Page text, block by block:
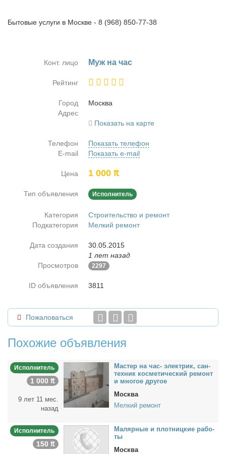
Бытовые услуги в Москве - 8 (968) 850-77-38
Конт. лицо Муж на час
Рейтинг
Город
Москва
Адрес
Показать на карте
Телефон
Показать телефон
E-mail
Показать e-mail
Цена 1 000 ₶
Тип объявления Исполнитель
Категория
Строительство и ремонт
Подкатегория
Мелкий ремонт
Дата создания
30.05.2015
1 лет назад
Просмотров
2297
ID объявления 3811
Пожаловаться
Похожие объявления
Исполнитель
1 000 ₶
9 лет 11 мес.
назад
Ма­стер на час- элек­трик, сан­
тех­ник кос­ме­ти­че­ский ре­монт
и мно­гое дру­гое
Москва
Мелкий ремонт
Исполнитель
150 ₶
Ма­ляр­ные и плот­ниц­кие ра­бо­
ты
Москва